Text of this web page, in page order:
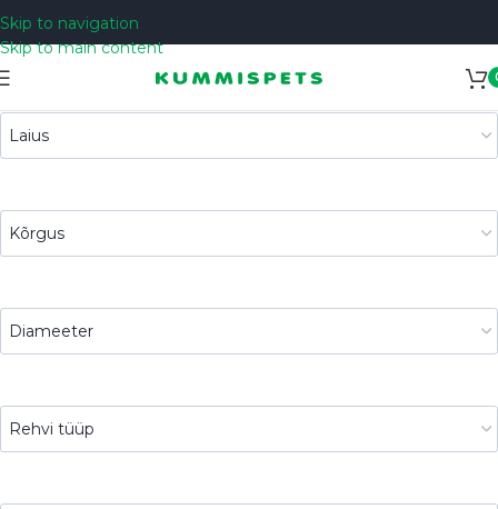
Skip to navigation
Skip to main content